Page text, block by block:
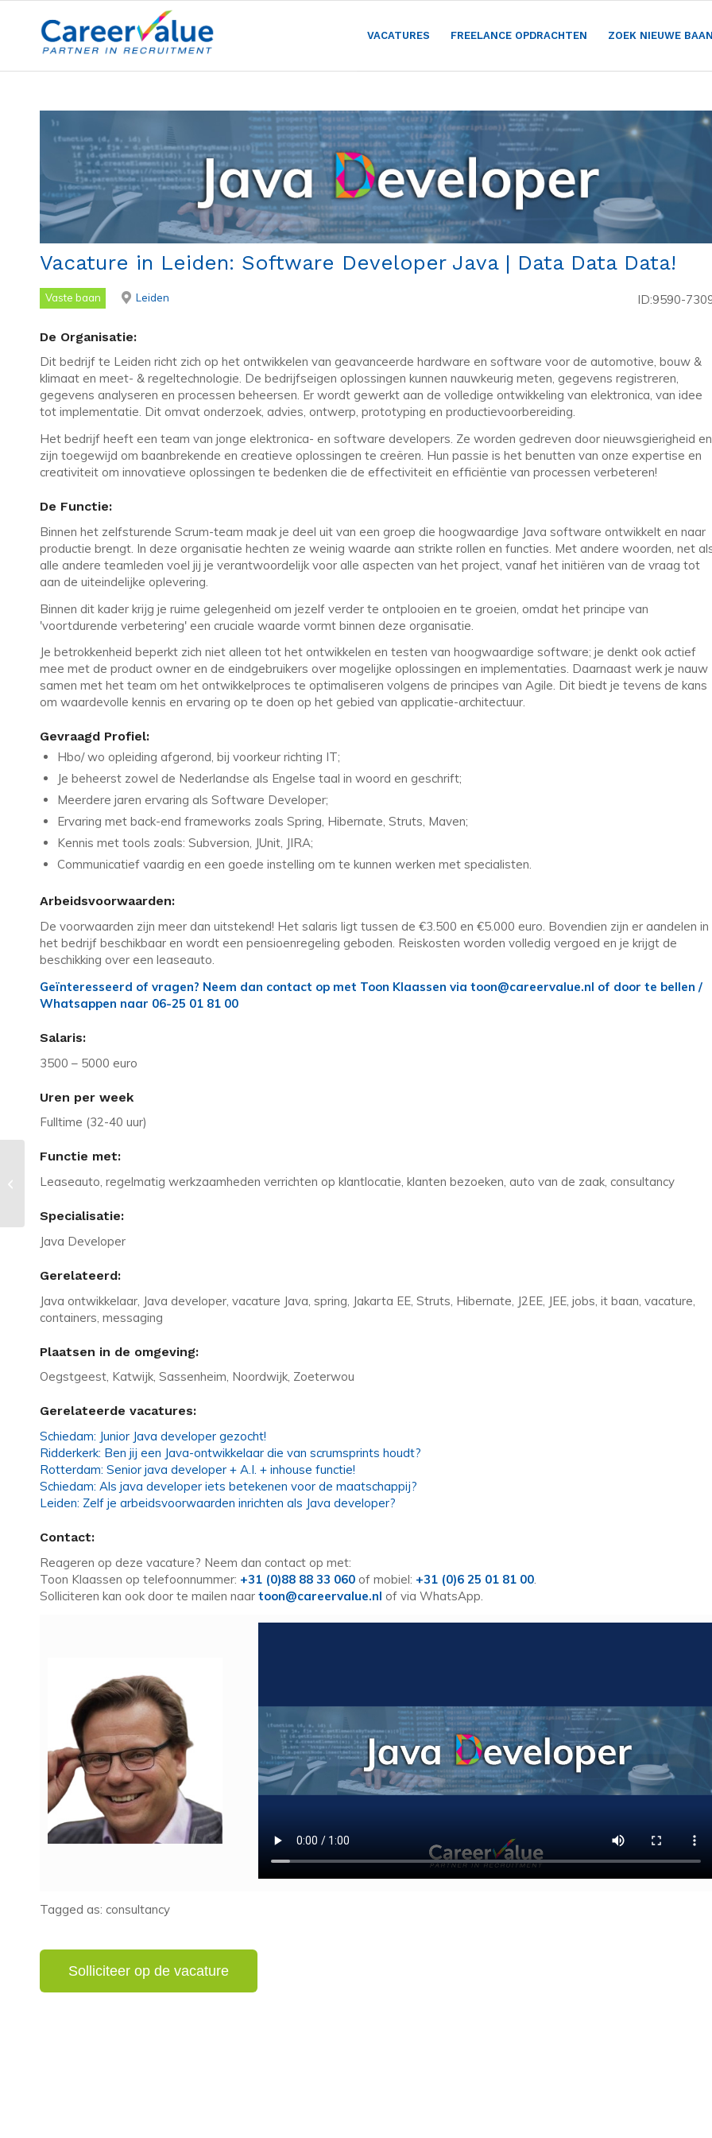
VACATURES FREELANCE OPDRACHTEN ZOEK NIEUWE BAAN
Vacature in Leiden: Software Developer Java | Data Data Data!
Vaste baan Leiden ID:9590-
De Organisatie:
Dit bedrijf te Leiden richt zich op het ontwikkelen van geavanceerde hardware en software voor de automotive, bouw &
klimaat en meet- & regeltechnologie. De bedrijfseigen oplossingen kunnen nauwkeurig meten, gegevens registreren,
gegevens analyseren en processen beheersen. Er wordt gewerkt aan de volledige ontwikkeling van elektronica, van idee
tot implementatie. Dit omvat onderzoek, advies, ontwerp, prototyping en productievoorbereiding.
Het bedrijf heeft een team van jonge elektronica- en software developers. Ze worden gedreven door nieuwsgierigheid en
zijn toegewijd om baanbrekende en creatieve oplossingen te creëren. Hun passie is het benutten van onze expertise en
creativiteit om innovatieve oplossingen te bedenken die de effectiviteit en efficiëntie van processen verbeteren!
De Functie:
Binnen het zelfsturende Scrum-team maak je deel uit van een groep die hoogwaardige Java software ontwikkelt en naar
productie brengt. In deze organisatie hechten ze weinig waarde aan strikte rollen en functies. Met andere woorden, net
alle andere teamleden voel jij je verantwoordelijk voor alle aspecten van het project, vanaf het initiëren van de vraag tot
aan de uiteindelijke oplevering.
Binnen dit kader krijg je ruime gelegenheid om jezelf verder te ontplooien en te groeien, omdat het principe van
'voortdurende verbetering' een cruciale waarde vormt binnen deze organisatie.
Je betrokkenheid beperkt zich niet alleen tot het ontwikkelen en testen van hoogwaardige software; je denkt ook actief
mee met de product owner en de eindgebruikers over mogelijke oplossingen en implementaties. Daarnaast werk je nauw
samen met het team om het ontwikkelproces te optimaliseren volgens de principes van Agile. Dit biedt je tevens de kans
om waardevolle kennis en ervaring op te doen op het gebied van applicatie-architectuur.
Gevraagd Profiel:
Hbo/ wo opleiding afgerond, bij voorkeur richting IT;
Je beheerst zowel de Nederlandse als Engelse taal in woord en geschrift;
Meerdere jaren ervaring als Software Developer;
Ervaring met back-end frameworks zoals Spring, Hibernate, Struts, Maven;
Kennis met tools zoals: Subversion, JUnit, JIRA;
Communicatief vaardig en een goede instelling om te kunnen werken met specialisten.
Arbeidsvoorwaarden:
De voorwaarden zijn meer dan uitstekend! Het salaris ligt tussen de €3.500 en €5.000 euro. Bovendien zijn er aandelen in
het bedrijf beschikbaar en wordt een pensioenregeling geboden. Reiskosten worden volledig vergoed en je krijgt de
beschikking over een leaseauto.
Geïnteresseerd of vragen? Neem dan contact op met Toon Klaassen via toon@careervalue.nl of door te bellen /
Whatsappen naar 06-25 01 81 00
Salaris:
3500 – 5000 euro
Uren per week
Fulltime (32-40 uur)
Functie met:
Leaseauto, regelmatig werkzaamheden verrichten op klantlocatie, klanten bezoeken, auto van de zaak, consultancy
Specialisatie:
Java Developer
Gerelateerd:
Java ontwikkelaar, Java developer, vacature Java, spring, Jakarta EE, Struts, Hibernate, J2EE, JEE, jobs, it baan, vacature,
containers, messaging
Plaatsen in de omgeving:
Oegstgeest, Katwijk, Sassenheim, Noordwijk, Zoeterwou
Gerelateerde vacatures:
Schiedam: Junior Java developer gezocht!
Ridderkerk: Ben jij een Java-ontwikkelaar die van scrumsprints houdt?
Rotterdam: Senior java developer + A.I. + inhouse functie!
Schiedam: Als java developer iets betekenen voor de maatschappij?
Leiden: Zelf je arbeidsvoorwaarden inrichten als Java developer?
Contact:
Reageren op deze vacature? Neem dan contact op met:
Toon Klaassen op telefoonnummer: +31 (0)88 88 33 060 of mobiel: +31 (0)6 25 01 81 00.
Solliciteren kan ook door te mailen naar toon@careervalue.nl of via WhatsApp.
Tagged as: consultancy
Applicatiebeheerder Salesforce